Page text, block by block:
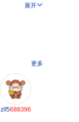
展开
更多
zlf5688396